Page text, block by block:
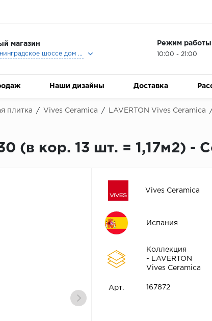
магазин
Москва, Ленинградское шоссе дом 25, Торговый Центр Family Room, 2-ой этаж, Магазин Керамический Бум.
Режим работы
10:00 - 21:00
Наши дизайны Доставка
плитка / Vives Ceramica / LAVERTON Vives Ceramica /
(в кор. 13 шт. = 1,17м2) -
Vives Ceramica
Испания
Коллекция
- LAVERTON
Vives Ceramica
Арт. 167872